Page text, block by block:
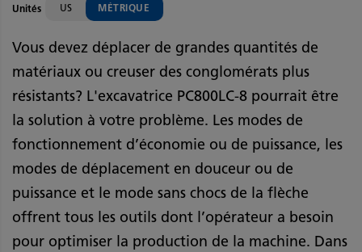
Unités US MÉTRIQUE
Vous devez déplacer de grandes quantités de
matériaux ou creuser des conglomérats plus
résistants? L'excavatrice PC800LC-8 pourrait être
la solution à votre problème. Les modes de
fonctionnement d’économie ou de puissance, les
modes de déplacement en douceur ou de
puissance et le mode sans chocs de la flèche
offrent tous les outils dont l’opérateur a besoin
pour optimiser la production de la machine. Dans